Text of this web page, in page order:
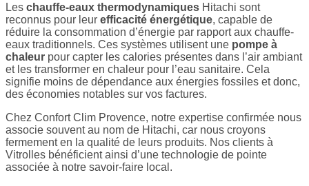
Les chauffe-eaux thermodynamiques Hitachi sont
reconnus pour leur efficacité énergétique, capable de
réduire la consommation d’énergie par rapport aux chauffe-
eaux traditionnels. Ces systèmes utilisent une pompe à
chaleur pour capter les calories présentes dans l’air ambiant
et les transformer en chaleur pour l’eau sanitaire. Cela
signifie moins de dépendance aux énergies fossiles et donc,
des économies notables sur vos factures.
Chez Confort Clim Provence, notre expertise confirmée nous
associe souvent au nom de Hitachi, car nous croyons
fermement en la qualité de leurs produits. Nos clients à
Vitrolles bénéficient ainsi d’une technologie de pointe
associée à notre savoir-faire local.